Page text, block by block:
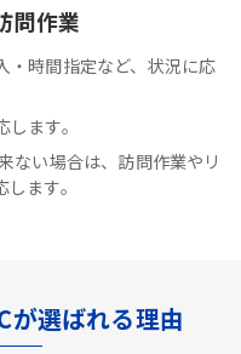
問作業
・時間指定など、状況に応
ます。
ない場合は、訪問作業やリ
ます。
が選ばれる理由